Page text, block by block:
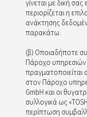
γίνεται με δική
περιορίζεται η
ανάκτησης
παρακάτω.
(β) Οποιαδήποτε
Πάροχο
πραγματοποιείται
στον Πάροχο
GmbH και οι
συλλογικά ως
περίπτωση